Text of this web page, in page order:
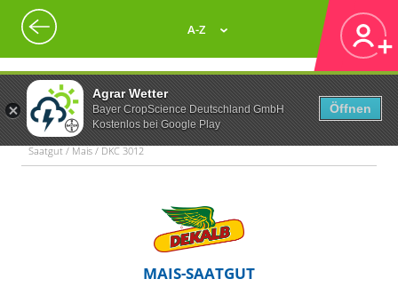
Agrar Wetter
Bayer CropScience Deutschland GmbH
Kostenlos bei Google Play
Öffnen
A-Z
Saatgut / Mais / DKC 3012
MAIS-SAATGUT